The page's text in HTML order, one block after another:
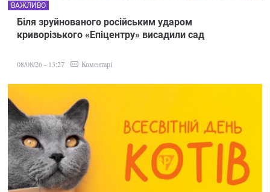
Біля зруйнованого російським ударом
криворізького «Епіцентру» висадили сад
ВАЖЛИВО
08/08/26 - 13:27 Коментарі